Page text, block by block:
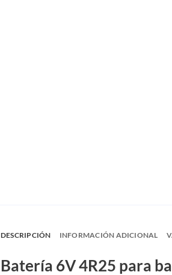
DESCRIPCIÓN INFORMACIÓN ADICIONAL
Batería 6V 4R25 para